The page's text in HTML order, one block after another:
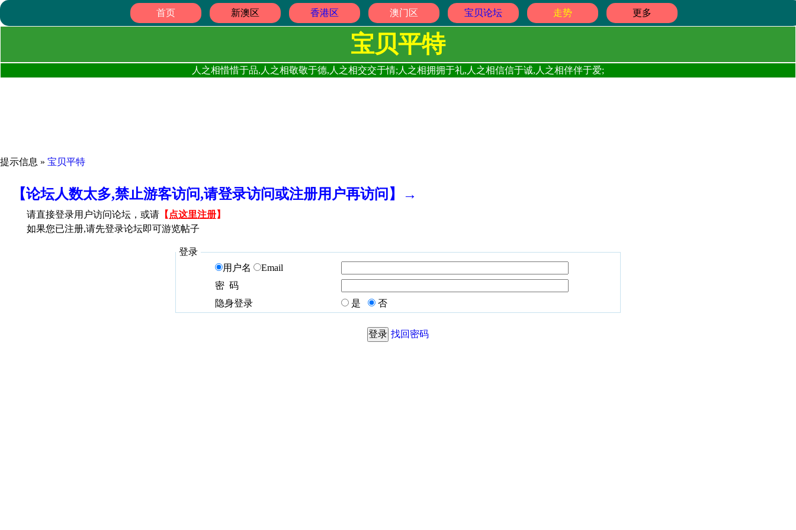
首页 新澳区 香港区 澳门区 宝贝论坛 走势 更多
宝贝平特
人之相惜惜于品,人之相敬敬于德,人之相交交于情;人之相拥拥于礼,人之相信信于诚,人之相伴伴于爱;
提示信息 » 宝贝平特
【论坛人数太多,禁止游客访问,请登录访问或注册用户再访问】→
请直接登录用户访问论坛，或请 【 点这里注册】
如果您已注册,请先登录论坛即可游览帖子
登录
用户名
Email
密 码
隐身登录
是 否
找回密码